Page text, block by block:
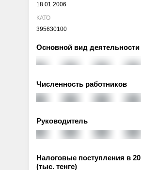
18.01.2006
КАТО
395630100
Основной вид деятельности
Численность работников
Руководитель
Налоговые поступления в
(тыс. тенге)